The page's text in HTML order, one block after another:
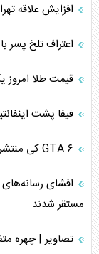
افزایش علاقه
اعتراف تلخ پسر
قیمت طلا امروز یکشنبه ۱۸
فیفا پشت
افشای رسانه‌های
مستقر شدند
تصاویر | چهره